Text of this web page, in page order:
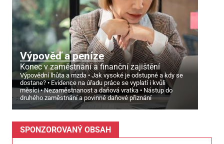
Výpověď a peníze
Konec v zaměstnání a finanční zajištění
Výpovědní lhůta a mzda
Jak vysoké je odstupné a kdy se
dostane?
Evidence na úřadu práce se vyplatí i kvůli
měsíci
Nezaměstnanost a daňová vratka
Nástup do
druhého zaměstnání a povinné daňové přiznání
SPONZOROVANÝ OBSAH